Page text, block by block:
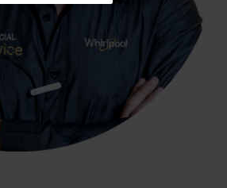
ad
qui:
) e
di
e
del
da parte